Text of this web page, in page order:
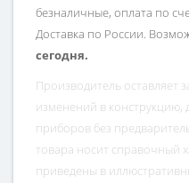
безналичные, оплата по
Доставка по России.
сегодня.
Производитель оставляет
изменений в
приборов без
товара носит справочный
приведены в